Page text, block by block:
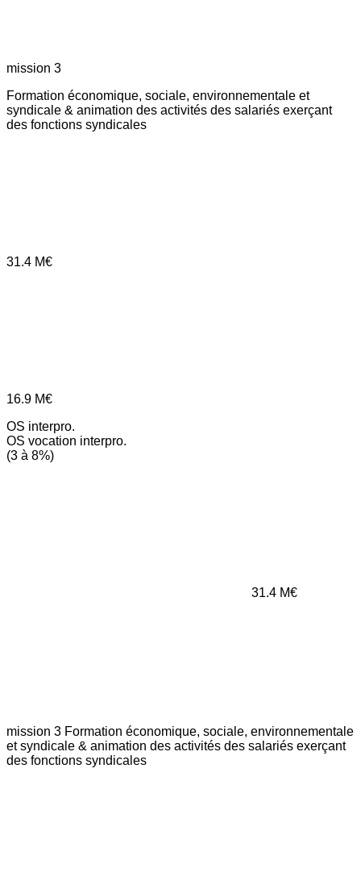
mission 3
Formation économique, sociale, environnementale et
syndicale & animation des activités des salariés exerçant
des fonctions syndicales
31.4 M€
16.9 M€
OS interpro.
OS vocation interpro.
(3 à 8%)
31.4 M€
mission 3 Formation économique, sociale, environnementale
et syndicale & animation des activités des salariés exerçant
des fonctions syndicales